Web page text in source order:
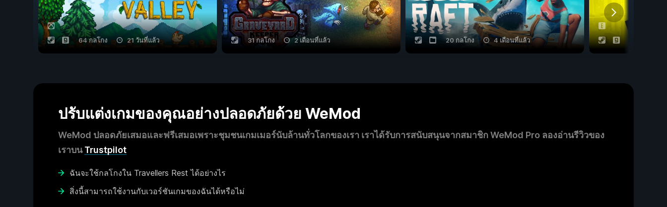
64 กลโกง 21 วันที่แล้ว 31 กลโกง 2 เดือนที่แล้ว 20 กลโกง 4 เดือนที่แล้ว
ปรับแต่งเกมของคุณอย่างปลอดภัยด้วย WeMod
WeMod ปลอดภัยเสมอและฟรีเสมอเพราะชุมชนเกมเมอร์นับล้านทั่วโลกของเรา เราได้รับการสนับสนุนจากสมาชิก WeMod Pro ลองอ่านรีวิวของ
เราบนTrustpilot
ฉันจะใช้กลโกงใน Travellers Rest ได้อย่างไร
สิ่งนี้สามารถใช้งานกับเวอร์ชันเกมของฉันได้หรือไม่